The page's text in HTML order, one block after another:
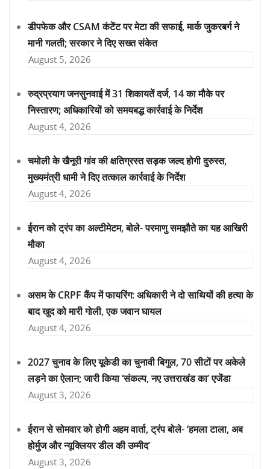
डीपफेक और CSAM कंटेंट पर मेटा की सफाई, मार्क जुकरबर्ग ने
मानी गलती; सरकार ने दिए सख्त संकेत
August 5, 2026
रुद्रप्रयाग जनसुनवाई में 31 शिकायतें दर्ज, 14 का मौके पर
निस्तारण; अधिकारियों को समयबद्ध कार्रवाई के निर्देश
August 4, 2026
चमोली के खैनूरी गांव की क्षतिग्रस्त सड़क जल्द होगी दुरुस्त,
मुख्यमंत्री धामी ने दिए तत्काल कार्रवाई के निर्देश
August 4, 2026
ईरान को ट्रंप का अल्टीमेटम, बोले- परमाणु समझौते का यह आखिरी
मौका
August 4, 2026
असम के CRPF कैंप में फायरिंग: अधिकारी ने दो साथियों की हत्या के
बाद खुद को मारी गोली, एक जवान घायल
August 4, 2026
2027 चुनाव के लिए यूकेडी का चुनावी बिगुल, 70 सीटों पर अकेले
लड़ने का ऐलान; जारी किया ‘संकल्प, नए उत्तराखंड का’ एजेंडा
August 3, 2026
ईरान से सोमवार को होगी अहम वार्ता, ट्रंप बोले- ‘हमला टाला, अब
होर्मुज और न्यूक्लियर डील की उम्मीद’
August 3, 2026